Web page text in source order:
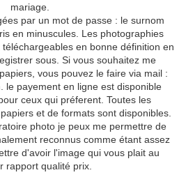
mariage.
par un mot de passe : le surnom
en minuscules. Les photographies
en bonne définition en
sous. Si vous souhaitez me
vous pouvez le faire via mail :
le payement en ligne est disponible
ceux qui préferent. Toutes les
et de formats sont disponibles.
photo je peux me permettre de
reconnus comme étant assez
d'avoir l'image qui vous plait au
rapport qualité prix.